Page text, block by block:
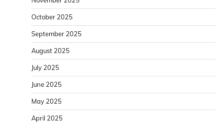
October 2025
September 2025
August 2025
July 2025
June 2025
May 2025
April 2025